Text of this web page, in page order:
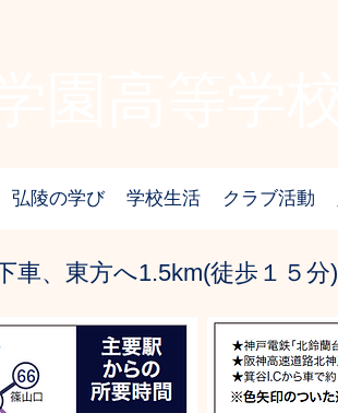
弘陵の学び 学校生活 クラブ活動
車、東方へ1.5km(徒歩１５分)